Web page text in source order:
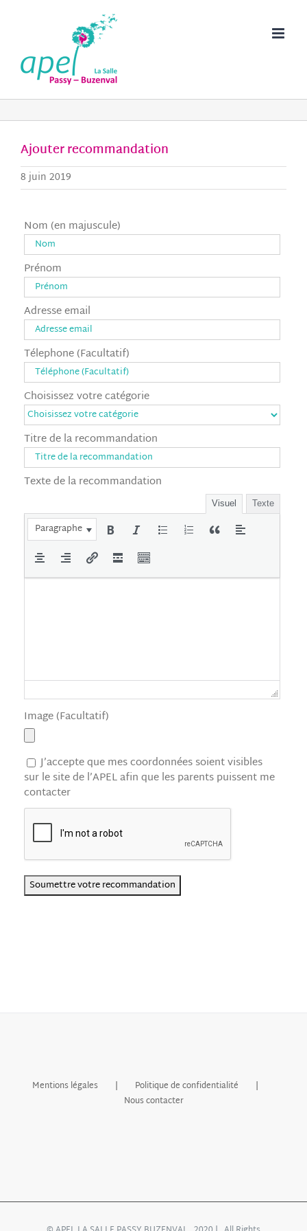
Ajouter recommandation
8 juin 2019
Nom (en majuscule)
Prénom
Adresse email
Télephone (Facultatif)
Choisissez votre catégorie
Titre de la recommandation
Texte de la recommandation
Visuel Texte
Paragraphe
Image (Facultatif)
J’accepte que mes coordonnées soient visibles
sur le site de l’APEL afin que les parents puissent me
contacter
Mentions légales
Politique de confidentialité
Nous contacter